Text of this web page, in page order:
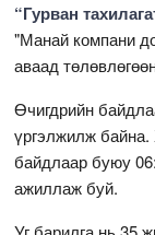
“Гурван
"Манай компани
аваад
Өчигдрийн
үргэлжилж байна.
байдлаар буюу
ажиллаж буй.